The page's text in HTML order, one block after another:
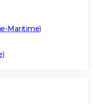
Maritime)
)